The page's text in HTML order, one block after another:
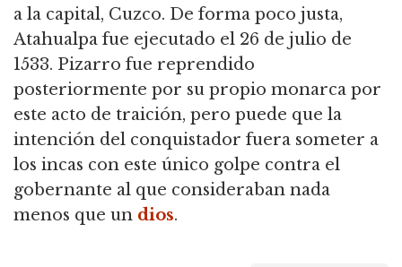
a la capital, Cuzco. De forma poco justa,
Atahualpa fue ejecutado el 26 de julio de
1533. Pizarro fue reprendido
posteriormente por su propio monarca por
este acto de traición, pero puede que la
intención del conquistador fuera someter a
los incas con este único golpe contra el
gobernante al que consideraban nada
menos que un dios.